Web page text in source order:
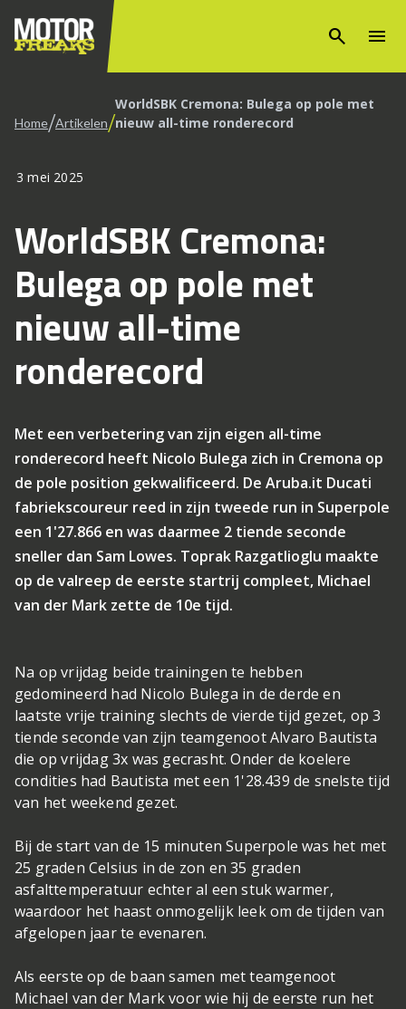
search menu
Home/Artikelen/WorldSBK Cremona: Bulega op pole met
nieuw all-time ronderecord
3 mei 2025
WorldSBK Cremona:
Bulega op pole met
nieuw all-time
ronderecord
Met een verbetering van zijn eigen all-time
ronderecord heeft Nicolo Bulega zich in Cremona op
de pole position gekwalificeerd. De Aruba.it Ducati
fabriekscoureur reed in zijn tweede run in Superpole
een 1'27.866 en was daarmee 2 tiende seconde
sneller dan Sam Lowes. Toprak Razgatlioglu maakte
op de valreep de eerste startrij compleet, Michael
van der Mark zette de 10e tijd.
Na op vrijdag beide trainingen te hebben
gedomineerd had Nicolo Bulega in de derde en
laatste vrije training slechts de vierde tijd gezet, op 3
tiende seconde van zijn teamgenoot Alvaro Bautista
die op vrijdag 3x was gecrasht. Onder de koelere
condities had Bautista met een 1'28.439 de snelste tijd
van het weekend gezet.
Bij de start van de 15 minuten Superpole was het met
25 graden Celsius in de zon en 35 graden
asfalttemperatuur echter al een stuk warmer,
waardoor het haast onmogelijk leek om de tijden van
afgelopen jaar te evenaren.
Als eerste op de baan samen met teamgenoot
Michael van der Mark voor wie hij de eerste run het